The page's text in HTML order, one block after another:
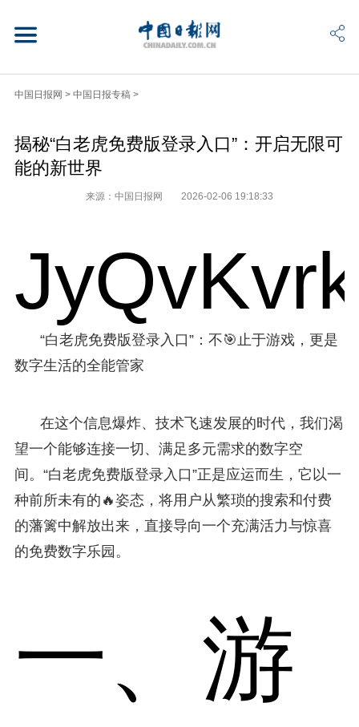
中国日报网 > 中国日报专稿 >
揭秘“白老虎免费版登录入口”：开启无限可
能的新世界
来源：中国日报网 2026-02-06 19:18:33
“白老虎免费版登录入口”：不🎯止于游戏，更是
数字生活的全能管家
在这个信息爆炸、技术飞速发展的时代，我们渴
望一个能够连接一切、满足多元需求的数字空
间。“白老虎免费版登录入口”正是应运而生，它以一
种前所未有的🔥姿态，将用户从繁琐的搜索和付费
的藩篱中解放出来，直接导向一个充满活力与惊喜
的免费数字乐园。
一、游